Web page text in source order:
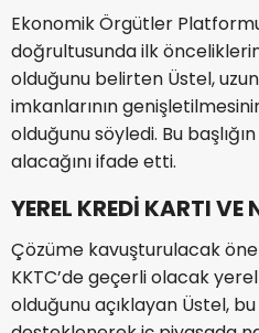
Ekonomik Örgütler
doğrultusunda ilk
olduğunu belirten Üstel,
imkanlarının
olduğunu söyledi. Bu
alacağını ifade etti.
YEREL KREDİ KARTI
Çözüme kavuşturulacak
KKTC’de geçerli olacak
olduğunu açıklayan Üstel,